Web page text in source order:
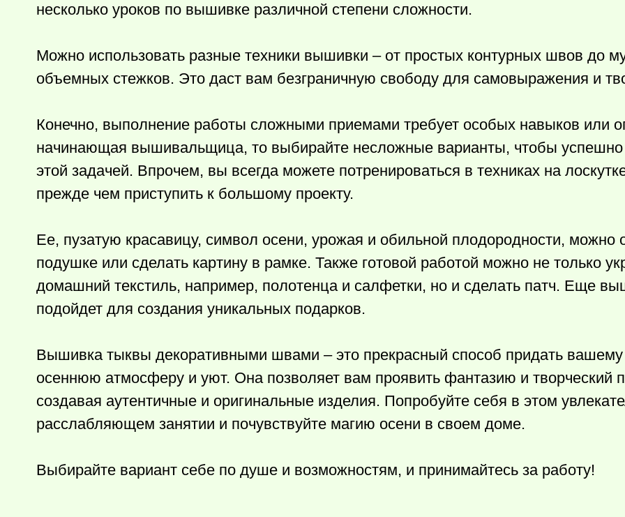
несколько уроков по вышивке различной степени сложности.
Можно использовать разные техники вышивки – от простых контурных швов до
объемных стежков. Это даст вам безграничную свободу для самовыражения и
Конечно, выполнение работы сложными приемами требует особых навыков или
начинающая вышивальщица, то выбирайте несложные варианты, чтобы успешно
этой задачей. Впрочем, вы всегда можете потренироваться в техниках на
прежде чем приступить к большому проекту.
Ее, пузатую красавицу, символ осени, урожая и обильной плодородности, можно
подушке или сделать картину в рамке. Также готовой работой можно не только
домашний текстиль, например, полотенца и салфетки, но и сделать патч. Еще
подойдет для создания уникальных подарков.
Вышивка тыквы декоративными швами – это прекрасный способ придать
осеннюю атмосферу и уют. Она позволяет вам проявить фантазию и творческий
создавая аутентичные и оригинальные изделия. Попробуйте себя в этом
расслабляющем занятии и почувствуйте магию осени в своем доме.
Выбирайте вариант себе по душе и возможностям, и принимайтесь за работу!